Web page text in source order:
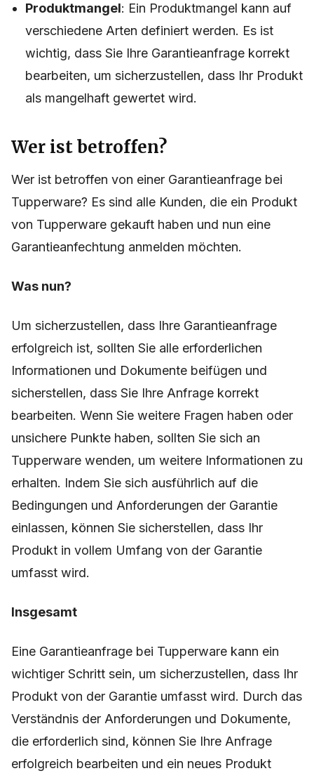
Produktmangel: Ein Produktmangel kann auf
verschiedene Arten definiert werden. Es ist
wichtig, dass Sie Ihre Garantieanfrage korrekt
bearbeiten, um sicherzustellen, dass Ihr Produkt
als mangelhaft gewertet wird.
Wer ist betroffen?
Wer ist betroffen von einer Garantieanfrage bei
Tupperware? Es sind alle Kunden, die ein Produkt
von Tupperware gekauft haben und nun eine
Garantieanfechtung anmelden möchten.
Was nun?
Um sicherzustellen, dass Ihre Garantieanfrage
erfolgreich ist, sollten Sie alle erforderlichen
Informationen und Dokumente beifügen und
sicherstellen, dass Sie Ihre Anfrage korrekt
bearbeiten. Wenn Sie weitere Fragen haben oder
unsichere Punkte haben, sollten Sie sich an
Tupperware wenden, um weitere Informationen zu
erhalten. Indem Sie sich ausführlich auf die
Bedingungen und Anforderungen der Garantie
einlassen, können Sie sicherstellen, dass Ihr
Produkt in vollem Umfang von der Garantie
umfasst wird.
Insgesamt
Eine Garantieanfrage bei Tupperware kann ein
wichtiger Schritt sein, um sicherzustellen, dass Ihr
Produkt von der Garantie umfasst wird. Durch das
Verständnis der Anforderungen und Dokumente,
die erforderlich sind, können Sie Ihre Anfrage
erfolgreich bearbeiten und ein neues Produkt